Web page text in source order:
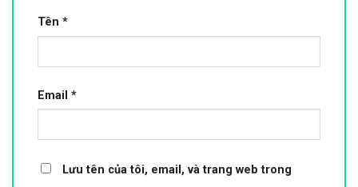
Tên *
Email *
Lưu tên của tôi, email, và trang web trong